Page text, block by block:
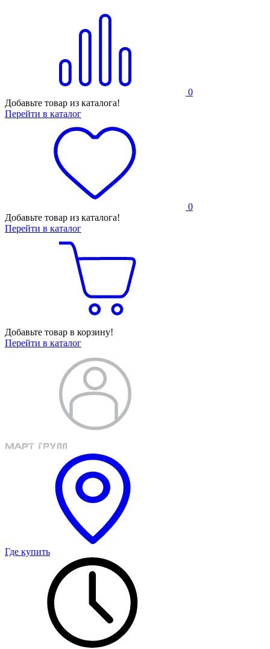
0
Добавьте товар из каталога!
Перейти в каталог
0
Добавьте товар из каталога!
Перейти в каталог
Добавьте товар в корзину!
Перейти в каталог
Где купить